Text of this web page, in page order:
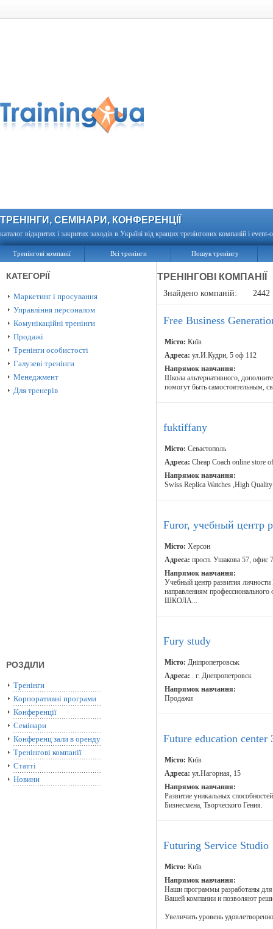
ТРЕНІНГИ, СЕМІНАРИ, КОНФЕРЕНЦІЇ
каталог відкритих і закритих заходів в Україні від кращих тренінгових компаній і event-
Тренінгові компанії Всі тренінги Пошук тренінгу
КАТЕГОРІЇ
Маркетинг і просування
Управління персоналом
Комунікаційні тренінги
Продажі
Тренінги особистості
Галузеві тренінги
Менеджмент
Для тренерів
РОЗДІЛИ
Тренінги
Корпоративні програми
Конференції
Семінари
Конференц зали в оренду
Тренінгові компанії
Статті
Новини
ТРЕНІНГОВІ КОМПАНІЇ
Знайдено компаній: 2442
Free Business
Місто: Київ
Адреса: ул.И.Кудри, 5 оф 112
Напрямок навчання:
Школа альтернативного,
помогут быть самостоятельным,
fuktiffany
Місто: Севастополь
Адреса: Cheap Coach online store
Напрямок навчання:
Swiss Replica Watches ,High
Furor, учебный центр
Місто: Херсон
Адреса: просп. Ушакова 57, офис
Напрямок навчання:
Учебный центр развития
направлениям
ШКОЛА...
Fury study
Місто: Дніпропетровськ
Адреса: . г. Днепропетровск
Напрямок навчання:
Продажи
Future education center
Місто: Київ
Адреса: ул.Нагорная, 15
Напрямок навчання:
Развитие уникальных
Бизнесмена, Творческого Гения.
Futuring Service Studio
Місто: Київ
Напрямок навчання:
Наши программы разработаны
Вашей компании и позволяют
Увеличить уровень